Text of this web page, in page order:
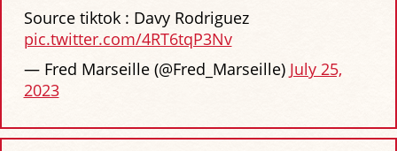
Source tiktok : Davy Rodriguez
pic.twitter.com/4RT6tqP3Nv
— Fred Marseille (@Fred_Marseille) July 25,
2023